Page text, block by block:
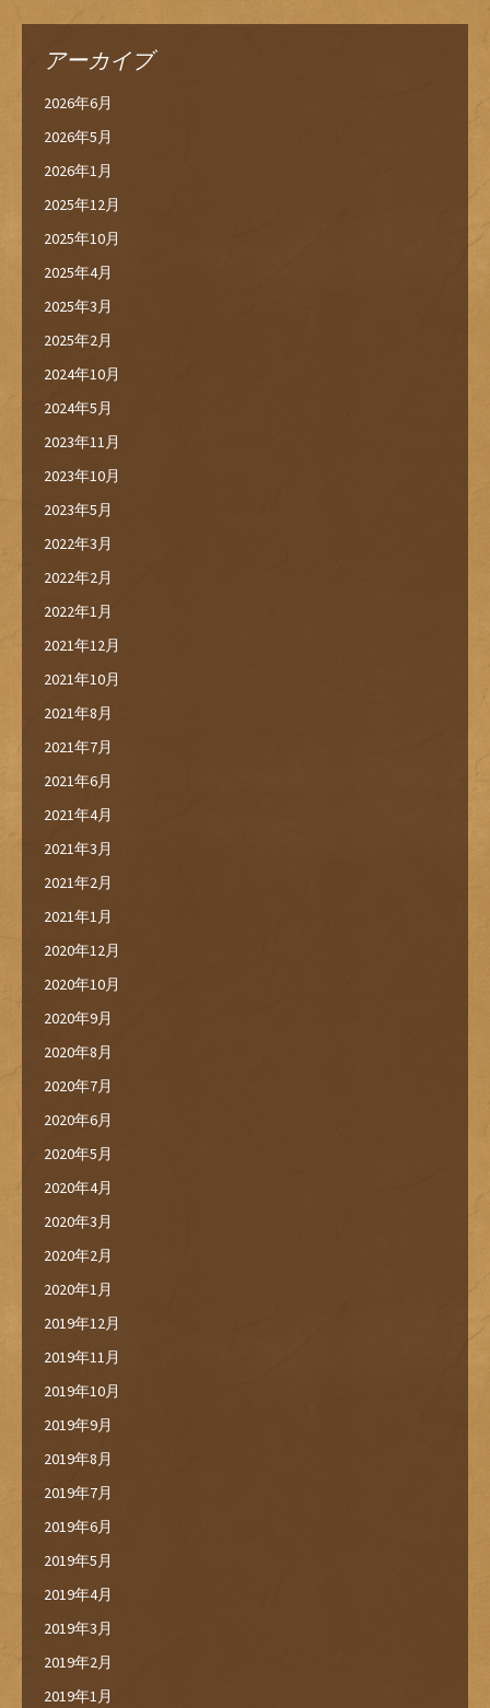
アーカイブ
2026年6月
2026年5月
2026年1月
2025年12月
2025年10月
2025年4月
2025年3月
2025年2月
2024年10月
2024年5月
2023年11月
2023年10月
2023年5月
2022年3月
2022年2月
2022年1月
2021年12月
2021年10月
2021年8月
2021年7月
2021年6月
2021年4月
2021年3月
2021年2月
2021年1月
2020年12月
2020年10月
2020年9月
2020年8月
2020年7月
2020年6月
2020年5月
2020年4月
2020年3月
2020年2月
2020年1月
2019年12月
2019年11月
2019年10月
2019年9月
2019年8月
2019年7月
2019年6月
2019年5月
2019年4月
2019年3月
2019年2月
2019年1月